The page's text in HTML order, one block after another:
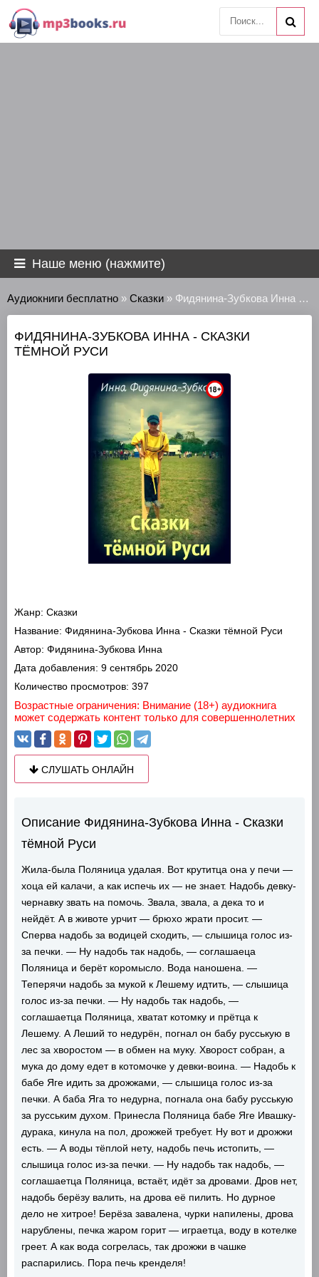
Наше меню (нажмите)
Аудиокниги бесплатно » Сказки » Фидянина-Зубкова Инна - Сказки тёмной Руси
ФИДЯНИНА-ЗУБКОВА ИННА - СКАЗКИ
ТЁМНОЙ РУСИ
Жанр: Сказки
Название: Фидянина-Зубкова Инна - Сказки тёмной Руси
Автор: Фидянина-Зубкова Инна
Дата добавления: 9 сентябрь 2020
Количество просмотров: 397
Возрастные ограничения: Внимание (18+) аудиокнига
может содержать контент только для совершеннолетних
СЛУШАТЬ ОНЛАЙН
Описание Фидянина-Зубкова Инна - Сказки
тёмной Руси
Жила-была Поляница удалая. Вот крутитца она у печи —
хоца ей калачи, а как испечь их — не знает. Надобь девку-
чернавку звать на помочь. Звала, звала, а дека то и
нейдёт. А в животе урчит — брюхо жрати просит. —
Сперва надобь за водицей сходить, — слышица голос из-
за печки. — Ну надобь так надобь, — соглашаеца
Поляница и берёт коромысло. Вода наношена. —
Теперячи надобь за мукой к Лешему идтить, — слышица
голос из-за печки. — Ну надобь так надобь, —
соглашаетца Поляница, хватат котомку и прётца к
Лешему. А Леший то недурён, погнал он бабу русськую в
лес за хворостом — в обмен на муку. Хворост собран, а
мука до дому едет в котомочке у девки-воина. — Надобь к
бабе Яге идить за дрожжами, — слышица голос из-за
печки. А баба Яга то недурна, погнала она бабу русськую
за русським духом. Принесла Поляница бабе Яге Ивашку-
дурака, кинула на пол, дрожжей требует. Ну вот и дрожжи
есть. — А воды тёплой нету, надобь печь истопить, —
слышица голос из-за печки. — Ну надобь так надобь, —
соглашаетца Поляница, встаёт, идёт за дровами. Дров нет,
надобь берёзу валить, на дрова её пилить. Но дурное
дело не хитрое! Берёза завалена, чурки напилены, дрова
нарублены, печка жаром горит — играетца, воду в котелке
греет. А как вода согрелась, так дрожжи в чашке
распарились. Пора печь кренделя!